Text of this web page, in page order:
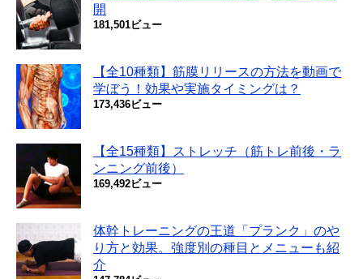
開
181,501ビュー
【全10種類】筋膜リリースの方法を動画で
学ぼう！効果や実施タイミングは？
173,436ビュー
【全15種類】ストレッチ（筋トレ前後・ラ
ンニング前後）
169,492ビュー
体幹トレーニングの王道「プランク」のや
り方と効果。強度別の種目とメニューも紹
介